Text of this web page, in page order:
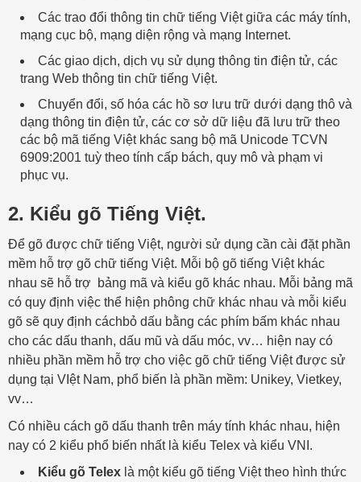
Các trao đổi thông tin chữ tiếng Việt giữa các máy tính,
mạng cục bộ, mạng diện rộng và mạng Internet.
Các giao dịch, dịch vụ sử dụng thông tin điện tử, các
trang Web thông tin chữ tiếng Việt.
Chuyển đổi, số hóa các hồ sơ lưu trữ dưới dạng thô và
dạng thông tin điện tử, các cơ sở dữ liệu đã lưu trữ theo
các bộ mã tiếng Việt khác sang bộ mã Unicode TCVN
6909:2001 tuỳ theo tính cấp bách, quy mô và phạm vi
phục vụ.
2. Kiểu gõ Tiếng Việt.
Để gõ được chữ tiếng Việt, người sử dụng cần cài đặt phần
mềm hỗ trợ gõ chữ tiếng Việt. Mỗi bộ gõ tiếng Việt khác
nhau sẽ hỗ trợ bảng mã và kiểu gõ khác nhau. Mỗi bảng mã
có quy định việc thể hiện phông chữ khác nhau và mỗi kiểu
gõ sẽ quy định cáchbỏ dấu bằng các phím bấm khác nhau
cho các dấu thanh, dấu mũ và dấu móc, vv… hiện nay có
nhiều phần mềm hỗ trợ cho việc gõ chữ tiếng Việt được sử
dụng tại VIệt Nam, phổ biến là phần mềm: Unikey, Vietkey,
vv…
Có nhiều cách gõ dấu thanh trên máy tính khác nhau, hiện
nay có 2 kiểu phổ biến nhất là kiểu Telex và kiểu VNI.
Kiểu gõ Telex là một kiểu gõ tiếng Việt theo hình thức